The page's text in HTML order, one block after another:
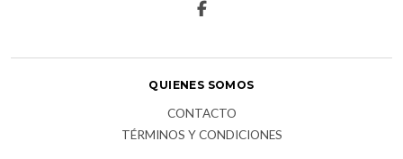
QUIENES SOMOS
CONTACTO
TÉRMINOS Y CONDICIONES